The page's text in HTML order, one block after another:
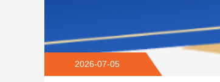
2026-07-05